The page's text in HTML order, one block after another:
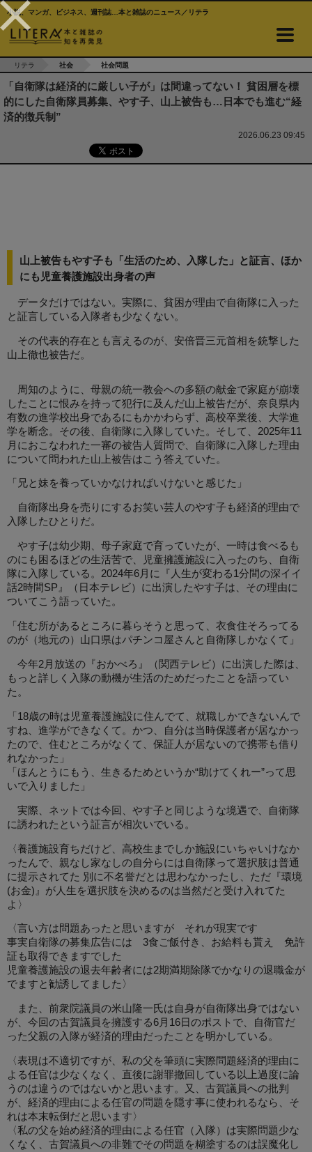
小説、マンガ、ビジネス、週刊誌…本と雑誌のニュース／リテラ
リテラ 社会 社会問題
「自衛隊は経済的に厳しい子が」は間違ってない！ 貧困層を標
的にした自衛隊員募集、やす子、山上被告も…日本でも進む“経
済的徴兵制”
2026.06.23 09:45
山上被告もやす子も「生活のため、入隊した」と証言、ほか
にも児童養護施設出身者の声
データだけではない。実際に、貧困が理由で自衛隊に入った
と証言している入隊者も少なくない。
その代表的存在とも言えるのが、安倍晋三元首相を銃撃した
山上徹也被告だ。
周知のように、母親の統一教会への多額の献金で家庭が崩壊
したことに恨みを持って犯行に及んだ山上被告だが、奈良県内
有数の進学校出身であるにもかかわらず、高校卒業後、大学進
学を断念。その後、自衛隊に入隊していた。そして、2025年11
月におこなわれた一審の被告人質問で、自衛隊に入隊した理由
について問われた山上被告はこう答えていた。
「兄と妹を養っていかなければいけないと感じた」
自衛隊出身を売りにするお笑い芸人のやす子も経済的理由で
入隊したひとりだ。
やす子は幼少期、母子家庭で育っていたが、一時は食べるも
のにも困るほどの生活苦で、児童擁護施設に入ったのち、自衛
隊に入隊している。2024年6月に『人生が変わる1分間の深イイ
話2時間SP』（日本テレビ）に出演したやす子は、その理由に
ついてこう語っていた。
「住む所があるところに暮らそうと思って、衣食住そろってる
のが（地元の）山口県はパチンコ屋さんと自衛隊しかなくて」
今年2月放送の『おかべろ』（関西テレビ）に出演した際は、
もっと詳しく入隊の動機が生活のためだったことを語ってい
た。
「18歳の時は児童養護施設に住んでて、就職しかできないんで
すね、進学ができなくて。かつ、自分は当時保護者が居なかっ
たので、住むところがなくて、保証人が居ないので携帯も借り
れなかった」
「ほんとうにもう、生きるためというか“助けてくれー”って思
いで入りました」
実際、ネットでは今回、やす子と同じような境遇で、自衛隊
に誘われたという証言が相次いでいる。
〈養護施設育ちだけど、高校生までしか施設にいちゃいけなか
ったんで、親なし家なしの自分らには自衛隊って選択肢は普通
に提示されてた 別に不名誉だとは思わなかったし、ただ『環境
(お金)』が人生を選択肢を決めるのは当然だと受け入れてた
よ〉
〈言い方は問題あったと思いますが それが現実です
事実自衛隊の募集広告には 3食ご飯付き、お給料も貰え 免許
証も取得できますでした
児童養護施設の退去年齢者には2期満期除隊でかなりの退職金が
でますと勧誘してました〉
また、前衆院議員の米山隆一氏は自身が自衛隊出身ではない
が、今回の古賀議員を擁護する6月16日のポストで、自衛官だ
った父親の入隊が経済的理由だったことを明かしている。
〈表現は不適切ですが、私の父を筆頭に実際問題経済的理由に
よる任官は少なくなく、直後に謝罪撤回している以上過度に論
うのは違うのではないかと思います。又、古賀議員への批判
が、経済的理由による任官の問題を隠す事に使われるなら、そ
れは本末転倒だと思います〉
〈私の父を始め経済的理由による任官（入隊）は実際問題少な
くなく、古賀議員への非難でその問題を糊塗するのは誤魔化し